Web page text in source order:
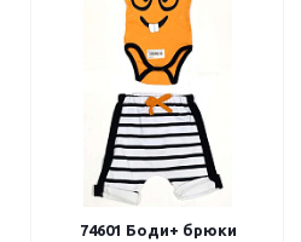
74601 Боди+ брюки